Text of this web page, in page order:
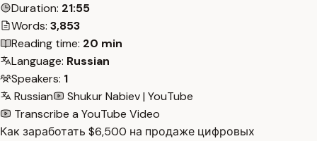
Duration: 21:55
Words: 3,853
Reading time: 20 min
Language: Russian
Speakers: 1
Russian
Shukur Nabiev | YouTube
Transcribe a YouTube Video
Как заработать $6,500 на продаже цифровых